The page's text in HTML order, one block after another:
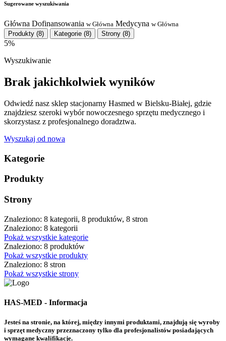
Sugerowane wyszukiwania
Główna Dofinansowania w Główna Medycyna w Główna
Produkty (8) Kategorie (8) Strony (8)
5%
Wyszukiwanie
Brak jakichkolwiek wyników
Odwiedź nasz sklep stacjonarny Hasmed w Bielsku-Białej, gdzie
znajdziesz szeroki wybór nowoczesnego sprzętu medycznego i
skorzystasz z profesjonalnego doradztwa.
Wyszukaj od nowa
Kategorie
Produkty
Strony
Znaleziono: 8 kategorii, 8 produktów, 8 stron
Znaleziono: 8 kategorii
Pokaż wszystkie kategorie
Znaleziono: 8 produktów
Pokaż wszystkie produkty
Znaleziono: 8 stron
Pokaż wszystkie strony
HAS-MED - Informacja
Jesteś na stronie, na której, między innymi produktami, znajdują się wyroby
i sprzęt medyczny przeznaczony tylko dla profesjonalistów posiadających
wymagane kwalifikacje.